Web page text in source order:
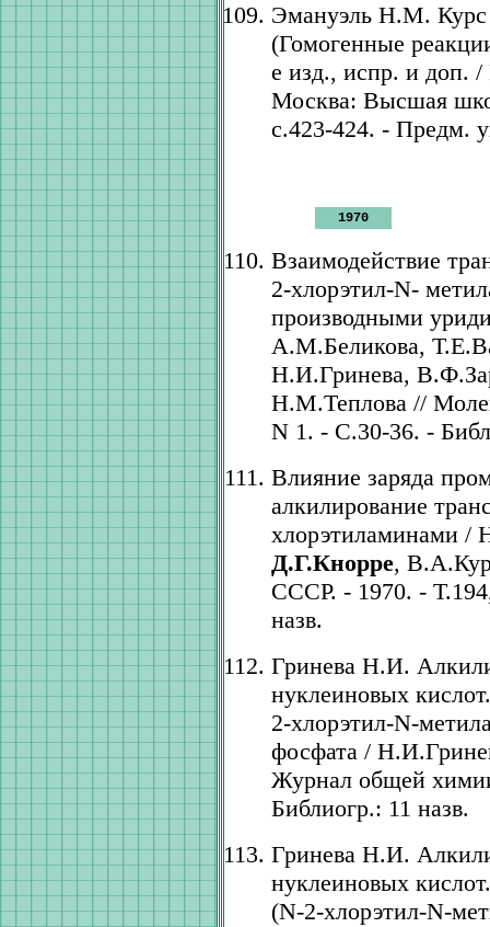
Эмануэль Н.М. Курс
(Гомогенные
е изд., испр. и
Москва: Высшая
с.423-424. - Предм.
1970
Взаимодействие
2-хлорэтил-N-
производными
А.М.Беликова,
Н.И.Гринева,
Н.М.Теплова //
N 1. - С.30-36. -
Влияние заряда
алкилирование
хлорэтиламинами /
Д.Г.Кнорре,
СССР. - 1970. -
назв.
Гринева Н.И.
нуклеиновых
2-хлорэтил-N-
фосфата /
Журнал общей
Библиогр.: 11 назв.
Гринева Н.И.
нуклеиновых
(N-2-хлорэтил-N-